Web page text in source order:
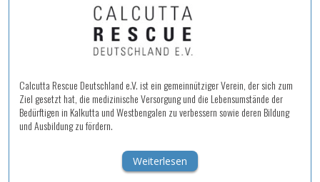
Calcutta Rescue Deutschland e.V. ist ein gemeinnütziger Verein, der sich zum
Ziel gesetzt hat, die medizinische Versorgung und die Lebensumstände der
Bedürftigen in Kalkutta und Westbengalen zu verbessern sowie deren Bildung
und Ausbildung zu fördern.
Weiterlesen